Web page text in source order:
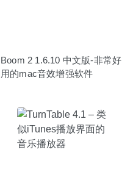
Boom 2 1.6.10 中文版-非常好
用的mac音效增强软件